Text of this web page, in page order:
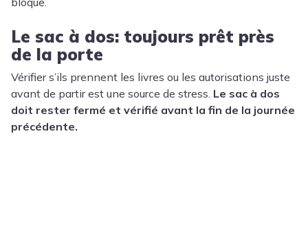
Le sac à dos: toujours prêt près
de la porte
Vérifier s’ils prennent les livres ou les autorisations juste
avant de partir est une source de stress. Le sac à dos
doit rester fermé et vérifié avant la fin de la journée
précédente.